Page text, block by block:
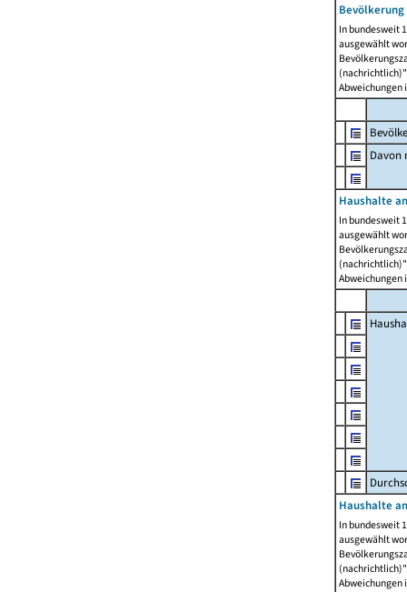
In bundesweit
ausgewählt
Abweichungen
Davon
Haushalte
In bundesweit
ausgewählt
Abweichungen
Haushalte
In bundesweit
ausgewählt
Abweichungen